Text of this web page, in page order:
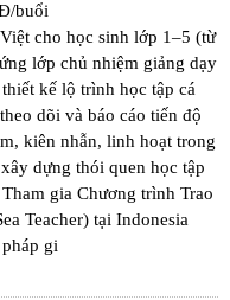
buổi
cho học sinh lớp 1–5 (từ
lớp chủ nhiệm giảng dạy
kế lộ trình học tập cá
dõi và báo cáo tiến độ
kiên nhẫn, linh hoạt trong
dựng thói quen học tập
gia Chương trình Trao
Teacher) tại Indonesia
gi